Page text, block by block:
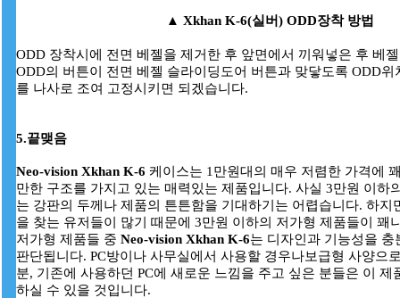
▲ Xkhan K-6(실버) ODD장착 방법
ODD 장착시에 전면 베젤을 제거한 후 앞면에서 끼워넣은 후 베
ODD의 버튼이 전면 베젤 슬라이딩도어 버튼과 맞닿도록 ODD위
를 나사로 조여 고정시키면 되겠습니다.
5.끝맺음
Neo-vision Xkhan K-6 케이스는 1만원대의 매우 저렴한 가격에
만한 구조를 가지고 있는 매력있는 제품입니다. 사실 3만원 이하
는 강판의 두께나 제품의 튼튼함을 기대하기는 어렵습니다. 하지
을 찾는 유저들이 많기 때문에 3만원 이하의 저가형 제품들이 꽤
저가형 제품들 중 Neo-vision Xkhan K-6는 디자인과 기능성을
판단됩니다. PC방이나 사무실에서 사용할 경우나보급형 사양으
분, 기존에 사용하던 PC에 새로운 느낌을 주고 싶은 분들은 이 제
하실 수 있을 것입니다.